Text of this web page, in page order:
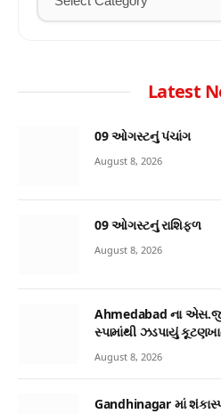
Latest
09 ઓગસ્ટનું પંચાંગ
August 8, 2026
09 ઓગસ્ટનું રાશિફળ
August 8, 2026
Ahmedabad ના
સ્પામાંથી ઝડપાયું
August 8, 2026
Gandhinagar માં